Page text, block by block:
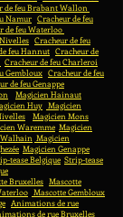
de feu Brabant Wallon
Namur Cracheur de feu
de feu Waterloo
Cracheur de feu
feu Hannut Cracheur de
Cracheur de feu Charleroi
Gembloux Cracheur de feu
de feu Genappe
Magicien Hainaut
Huy Magicien
Magicien Mons
Waremme Magicien
Magicien
Magicien Genappe
tease Belgique Strip-tease
Bruxelles Mascotte
Mascotte Gembloux
Animations de rue
de rue Bruxelles